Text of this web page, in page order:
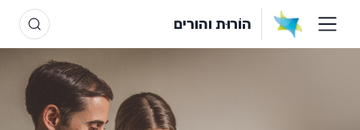
הוֹרוּת והורים